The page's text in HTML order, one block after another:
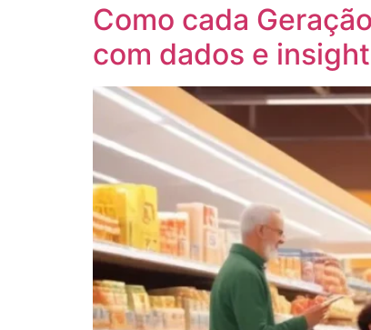
Como cada
com dados e